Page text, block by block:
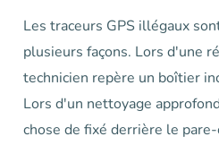
Les traceurs GPS illégaux
plusieurs façons. Lors d'une
technicien repère un boîtier
Lors d'un nettoyage
chose de fixé derrière le